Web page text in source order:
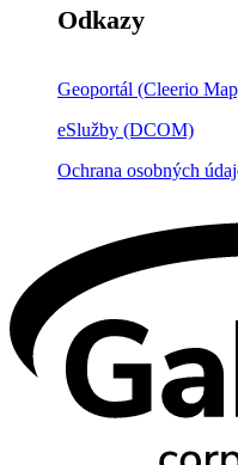
Odkazy
Geoportál (Cleerio
eSlužby (DCOM)
Ochrana osobných